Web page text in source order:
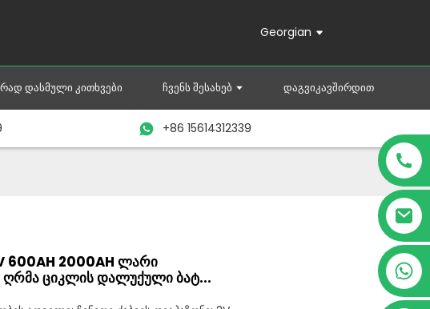
Georgian
ᲓᲐᲡᲛᲣᲚᲘ ᲙᲘᲗᲮᲕᲔᲑᲘ ᲩᲕᲔᲜᲡ ᲨᲔᲡᲐᲮᲔᲑ ᲓᲐᲒᲕᲘᲙᲐᲕᲨᲘᲠᲓᲘᲗ
+86 15614312339
600AH 2000AH ლარი
ღრმა ციკლის დალუქული ბატ...